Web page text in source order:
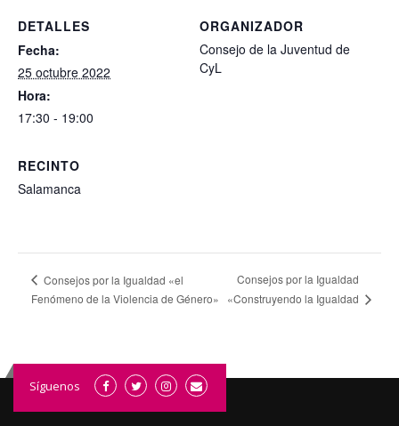
DETALLES
Fecha:
25 octubre 2022
Hora:
17:30 - 19:00
ORGANIZADOR
Consejo de la Juventud de
CyL
RECINTO
Salamanca
Consejos por la Igualdad «el
Fenómeno de la Violencia de Género»
Consejos por la Igualdad
«Construyendo la Igualdad
Síguenos